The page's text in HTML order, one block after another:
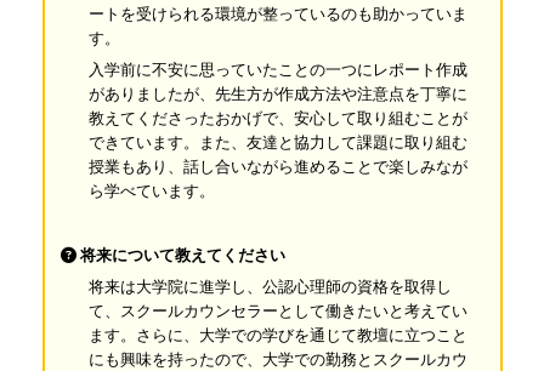
ートを受けられる環境が整っているのも助かっていま
す。
入学前に不安に思っていたことの一つにレポート作成
がありましたが、先生方が作成方法や注意点を丁寧に
教えてくださったおかげで、安心して取り組むことが
できています。また、友達と協力して課題に取り組む
授業もあり、話し合いながら進めることで楽しみなが
ら学べています。
将来について教えてください
将来は大学院に進学し、公認心理師の資格を取得し
て、スクールカウンセラーとして働きたいと考えてい
ます。さらに、大学での学びを通じて教壇に立つこと
にも興味を持ったので、大学での勤務とスクールカウ